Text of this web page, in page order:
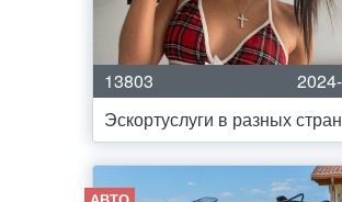
13803
Эскортуслуги в разных